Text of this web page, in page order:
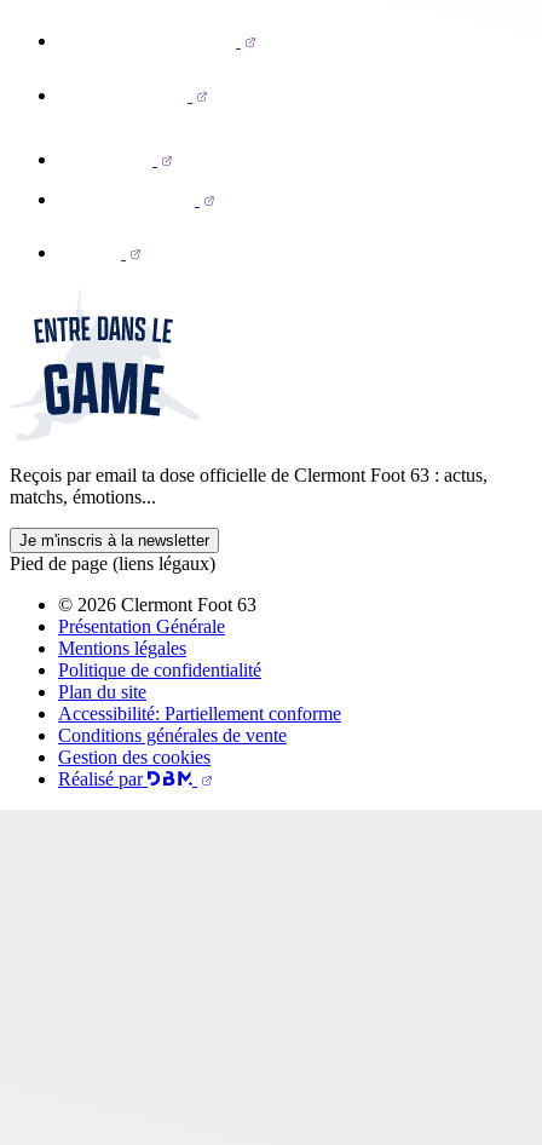
Reçois par email ta dose officielle de Clermont Foot 63 : actus,
matchs, émotions...
Je m'inscris à la newsletter
Pied de page (liens légaux)
© 2026 Clermont Foot 63
Présentation Générale
Mentions légales
Politique de confidentialité
Plan du site
Accessibilité: Partiellement conforme
Conditions générales de vente
Gestion des cookies
Réalisé par